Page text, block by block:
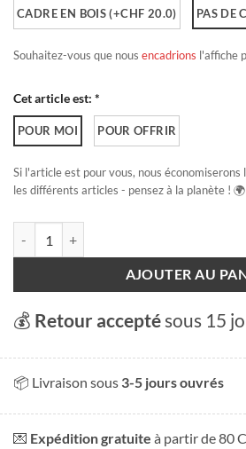
CADRE EN BOIS (+CHF 20.0) PAS DE
Souhaitez-vous que nous encadrions l'affiche
Cet article est: *
POUR MOI POUR OFFRIR
Si l'article est pour vous, nous
les différents articles - pensez à la planète ! 🌍
AJOUTER AU
💰 Retour acceptésous 15
📦 Livraison sous 3-5 jours ouvrés
💌 Expédition gratuite à partir de 80